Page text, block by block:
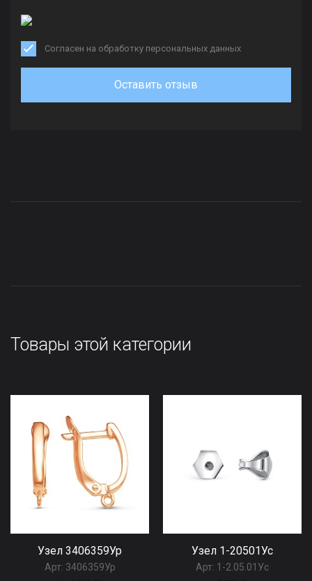
Согласен на обработку персональных данных
Оставить отзыв
Товары этой категории
Узел 3406359Ур
Арт: 3406359Ур
Узел 1-20501Ус
Арт: 1-2.05.01Ус